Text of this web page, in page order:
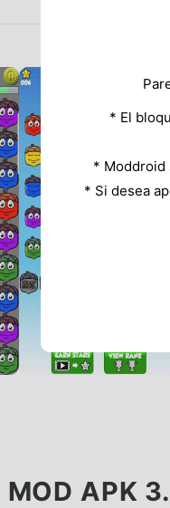
APK
* El
* Moddroid
* Si desea